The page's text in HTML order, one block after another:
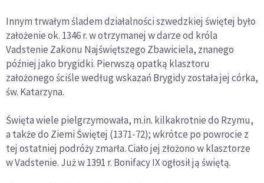
Innym trwałym śladem działalności szwedzkiej świętej było
założenie ok. 1346 r. w otrzymanej w darze od króla
Vadstenie Zakonu Najświętszego Zbawiciela, znanego
później jako brygidki. Pierwszą opatką klasztoru
założonego ściśle według wskazań Brygidy została jej córka,
św. Katarzyna.
Święta wiele pielgrzymowała, m.in. kilkakrotnie do Rzymu,
a także do Ziemi Świętej (1371-72); wkrótce po powrocie z
tej ostatniej podróży zmarła. Ciało jej złożono w klasztorze
w Vadstenie. Już w 1391 r. Bonifacy IX ogłosił ją świętą.